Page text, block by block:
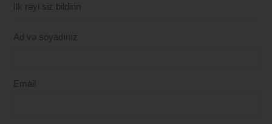
İlk rəyi siz bildirin
Ad və soyadınız
Email